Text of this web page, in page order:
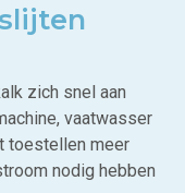
zich snel aan
vaatwasser
toestellen meer
nodig hebben